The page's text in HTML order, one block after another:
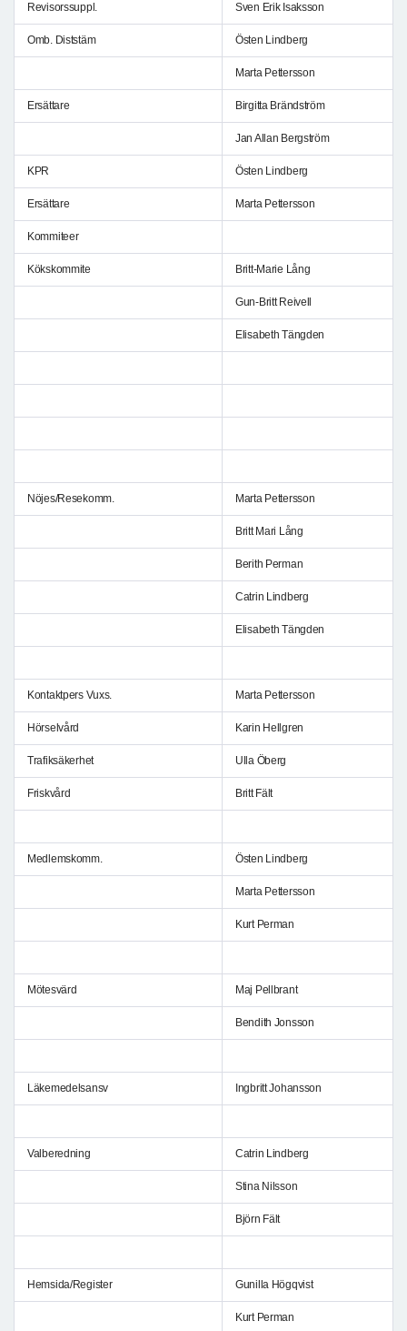
Revisorssuppl. Sven Erik Isaksson
Omb. Diststäm Östen Lindberg
Marta Pettersson
Ersättare Birgitta Brändström
Jan Allan Bergström
KPR Östen Lindberg
Ersättare Marta Pettersson
Kommiteer
Kökskommite Britt-Marie Lång
Gun-Britt Reivell
Elisabeth Tängden
Nöjes/Resekomm. Marta Pettersson
Britt Mari Lång
Berith Perman
Catrin Lindberg
Elisabeth Tängden
Kontaktpers Vuxs. Marta Pettersson
Hörselvård Karin Hellgren
Trafiksäkerhet Ulla Öberg
Friskvård Britt Fält
Medlemskomm. Östen Lindberg
Marta Pettersson
Kurt Perman
Mötesvärd Maj Pellbrant
Bendith Jonsson
Läkemedelsansv Ingbritt Johansson
Valberedning Catrin Lindberg
Stina Nilsson
Björn Fält
Hemsida/Register Gunilla Högqvist
Kurt Perman